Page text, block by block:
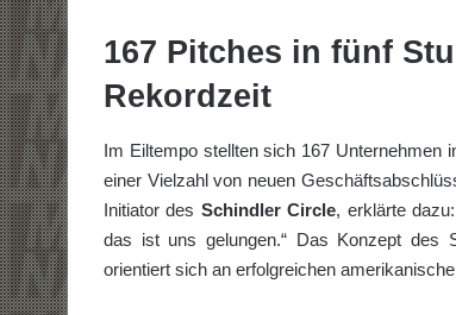
167 Pitches in fünf
Rekordzeit
Im Eiltempo stellten sich 167 Unternehmen
einer Vielzahl von neuen
Initiator des Schindler Circle, erklärte
das ist uns gelungen.“ Das Konzept des
orientiert sich an erfolgreichen